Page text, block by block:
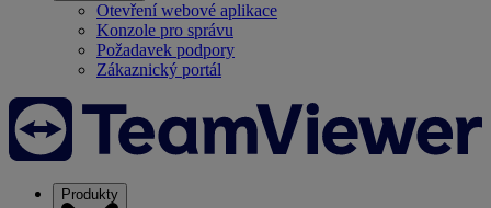
Otevření webové aplikace
Konzole pro správu
Požadavek podpory
Zákaznický portál
Produkty